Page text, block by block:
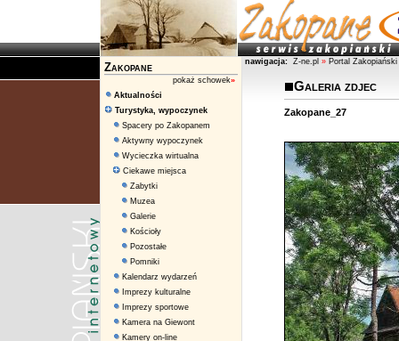
Zakopane
pokaż schowek»
Aktualności
Turystyka, wypoczynek
Spacery po Zakopanem
Aktywny wypoczynek
Wycieczka wirtualna
Ciekawe miejsca
Zabytki
Muzea
Galerie
Kościoły
Pozostałe
Pomniki
Kalendarz wydarzeń
Imprezy kulturalne
Imprezy sportowe
Kamera na Giewont
Kamery on-line
nawigacja: Z-ne.pl » Portal Zakopiański
Galeria zdjec
Zakopane_27